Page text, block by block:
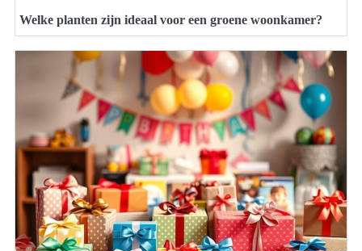
Welke planten zijn ideaal voor een groene woonkamer?